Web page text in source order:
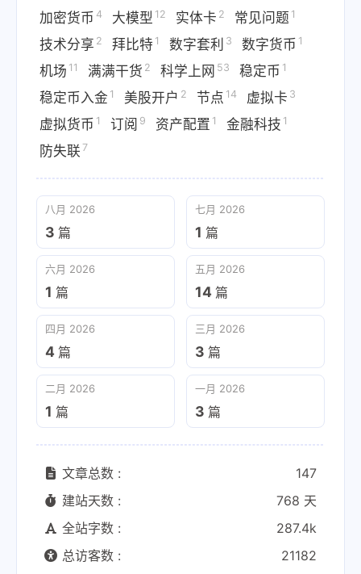
加密货币 4 大模型 12 实体卡 2 常见问题 1
技术分享 2 拜比特 1 数字套利 3 数字货币 1
机场 11 满满干货 2 科学上网 53 稳定币 1
稳定币入金 1 美股开户 2 节点 14 虚拟卡 3
虚拟货币 1 订阅 9 资产配置 1 金融科技 1
防失联 7
八月 2026
3 篇
七月 2026
1 篇
六月 2026
1 篇
五月 2026
14 篇
四月 2026
4 篇
三月 2026
3 篇
二月 2026
1 篇
一月 2026
3 篇
文章总数 :
147
建站天数 :
768 天
全站字数 :
287.4k
总访客数 :
21182